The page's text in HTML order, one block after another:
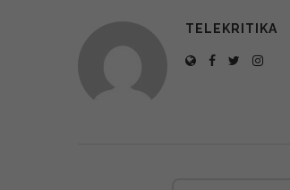
TELEKRITIKA